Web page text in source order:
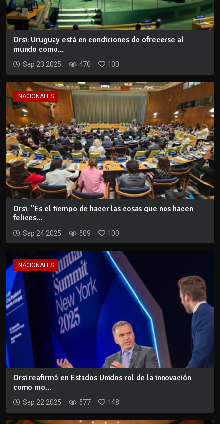
Orsi: Uruguay está en condiciones de ofrecerse al
mundo como...
Sep 23 2025 470 103
NACIONALES
Orsi: "Es el tiempo de hacer las cosas que nos hacen
felices...
Sep 24 2025 509 100
NACIONALES
Orsi reafirmó en Estados Unidos rol de la innovación
como mo...
Sep 22 2025 577 148